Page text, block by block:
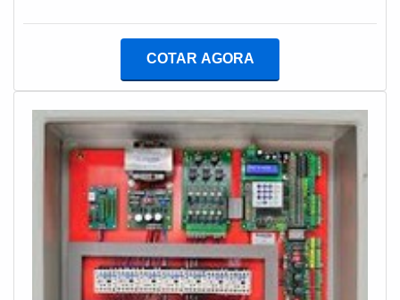
necessária.DESEMPENHO NO USO DO QUADRO
essa variação é essencial para que o equipamento
esteja preparado para aguentar a corrente elétrica que
irá passar e ainda assim manter o pleno funcionamento
com alto padrão de durabilidade. Em geral, este
produto é capaz de oferecer uma grande variedade de
benefícios, podendo ter como destaque: Resistência;
Alta durabilidade; Segurança; Controle.É muito
importante que este produto seja confeccionado com
base nas normas impostas, tendo em vista o órgão
competente que realiza uma série de testes, buscando
COTAR AGORA